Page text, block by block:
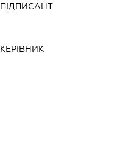
ПІДПИСАНТ
КЕРІВНИК